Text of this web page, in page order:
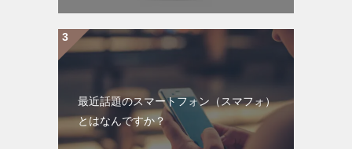
最近話題のスマートフォン（スマフォ）
とはなんですか？